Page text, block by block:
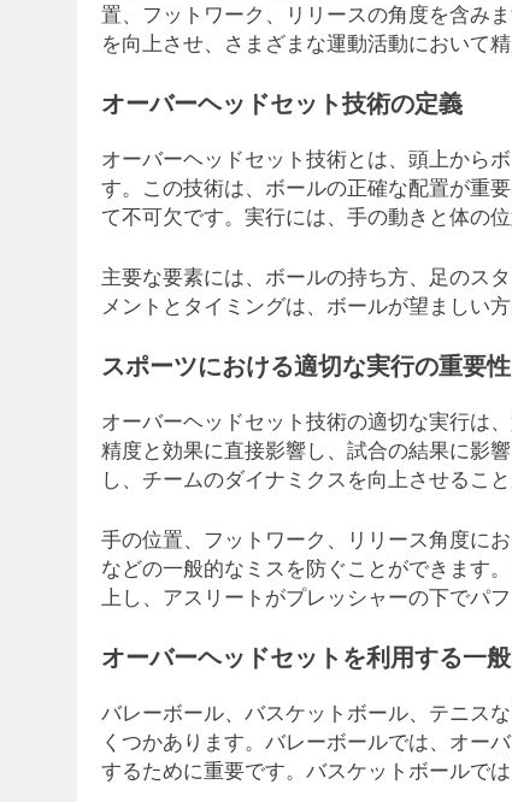
置、フットワーク、リリースの角度を含み
を向上させ、さまざまな運動活動において
オーバーヘッドセット技術の定義
オーバーヘッドセット技術とは、頭上から
す。この技術は、ボールの正確な配置が重
て不可欠です。実行には、手の動きと体の
主要な要素には、ボールの持ち方、足のス
メントとタイミングは、ボールが望ましい
スポーツにおける適切な実行の重要性
オーバーヘッドセット技術の適切な実行は
精度と効果に直接影響し、試合の結果に影
し、チームのダイナミクスを向上させること
手の位置、フットワーク、リリース角度に
などの一般的なミスを防ぐことができます
上し、アスリートがプレッシャーの下でパ
オーバーヘッドセットを利用する一
バレーボール、バスケットボール、テニス
くつかあります。バレーボールでは、オー
するために重要です。バスケットボールで